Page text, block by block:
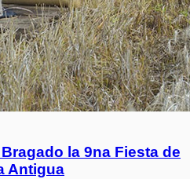
la 9na Fiesta de
Antigua